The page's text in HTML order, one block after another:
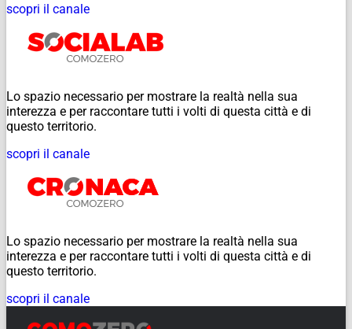
scopri il canale
Lo spazio necessario per mostrare la realtà nella sua
interezza e per raccontare tutti i volti di questa città e di
questo territorio.
scopri il canale
Lo spazio necessario per mostrare la realtà nella sua
interezza e per raccontare tutti i volti di questa città e di
questo territorio.
scopri il canale